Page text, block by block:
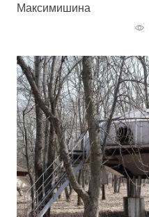
Максимишина